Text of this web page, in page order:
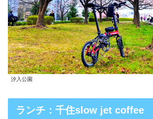
汐入公園
ランチ：千住slow jet coffee